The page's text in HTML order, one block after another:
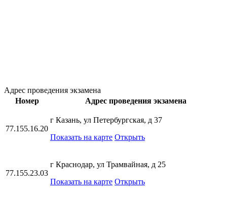
Адрес проведения экзамена
Номер
Адрес проведения экзамена
77.155.16.20
г Казань, ул Петербургская, д 37
Показать на карте Открыть
77.155.23.03
г Краснодар, ул Трамвайная, д 25
Показать на карте Открыть